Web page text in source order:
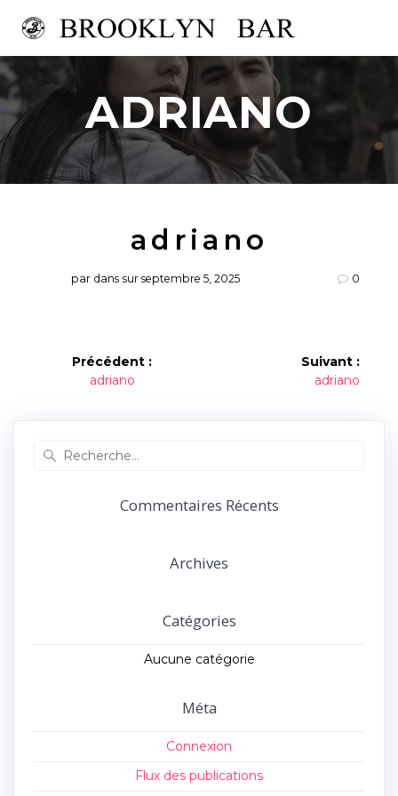
au
ADRIANO
adriano
par dans sur septembre 5, 2025 0
Navigation
Précédent :
Article
adriano
Suivant :
Article
adriano
Commentaires Récents
Archives
Catégories
Aucune catégorie
Méta
Connexion
Flux des publications